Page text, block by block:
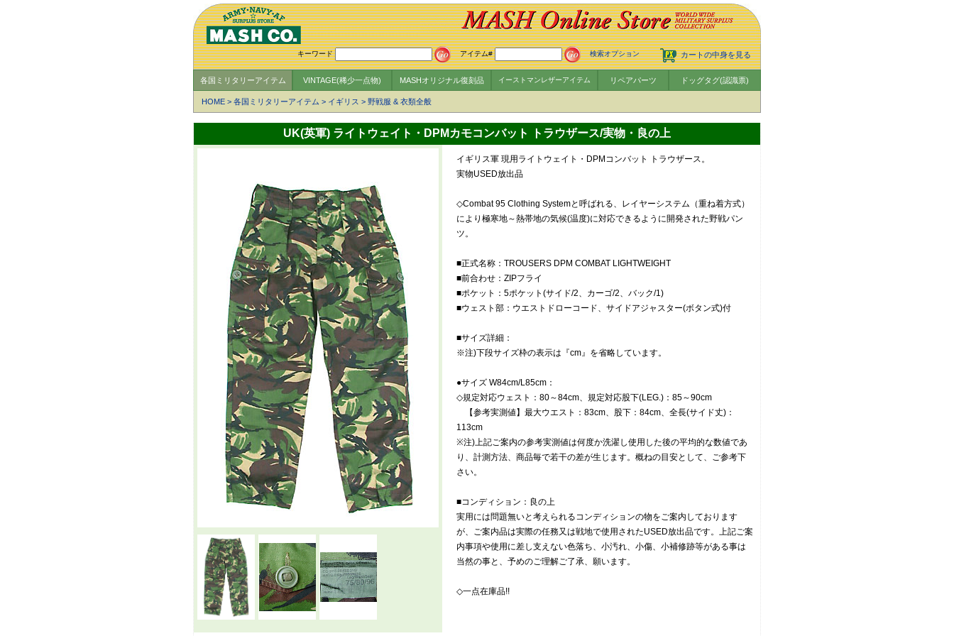
カートの中身を見る
キーワード アイテム# 検索オプション
各国ミリタリーアイテム VINTAGE(稀少一点物) MASHオリジナル復刻品 イーストマンレザーアイテム リペアパーツ ドッグタグ(認識票)
HOME > 各国ミリタリーアイテム > イギリス > 野戦服 & 衣類全般
UK(英軍) ライトウェイト・DPMカモコンバット トラウザース/実物・良の上
イギリス軍 現用ライトウェイト・DPMコンバット トラウザース。
実物USED放出品
◇Combat 95 Clothing Systemと呼ばれる、レイヤーシステム（重ね着方式）
により極寒地～熱帯地の気候(温度)に対応できるように開発された野戦パン
ツ。
■正式名称：TROUSERS DPM COMBAT LIGHTWEIGHT
■前合わせ：ZIPフライ
■ポケット：5ポケット(サイド/2、カーゴ/2、バック/1)
■ウェスト部：ウエストドローコード、サイドアジャスター(ボタン式)付
■サイズ詳細：
※注)下段サイズ枠の表示は『cm』を省略しています。
●サイズ W84cm/L85cm：
◇規定対応ウェスト：80～84cm、規定対応股下(LEG.)：85～90cm
【参考実測値】最大ウエスト：83cm、股下：84cm、全長(サイド丈)：
113cm
※注)上記ご案内の参考実測値は何度か洗濯し使用した後の平均的な数値であ
り、計測方法、商品毎で若干の差が生じます。概ねの目安として、ご参考下
さい。
■コンディション：良の上
実用には問題無いと考えられるコンディションの物をご案内しております
が、ご案内品は実際の任務又は戦地で使用されたUSED放出品です。上記ご案
内事項や使用に差し支えない色落ち、小汚れ、小傷、小補修跡等がある事は
当然の事と、予めのご理解ご了承、願います。
◇一点在庫品!!